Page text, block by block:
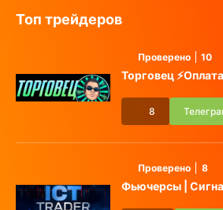
Топ трейдеров
Проверено 10
Торговец
8
Проверено 8
Фьючерсы |